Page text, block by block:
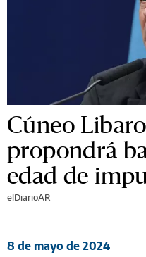
Cúneo
propondrá
edad de
elDiarioAR
8 de mayo de 2024